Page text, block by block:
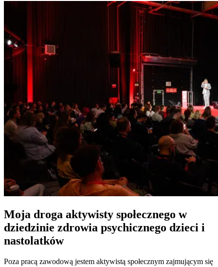
Moja droga aktywisty społecznego w
dziedzinie zdrowia psychicznego dzieci i
nastolatków
Poza pracą zawodową jestem aktywistą społecznym zajmującym się